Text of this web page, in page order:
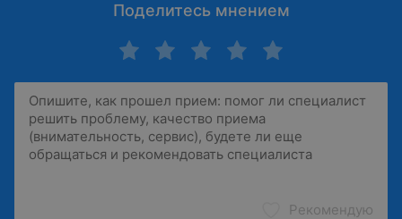
Поделитесь мнением
Рекомендую